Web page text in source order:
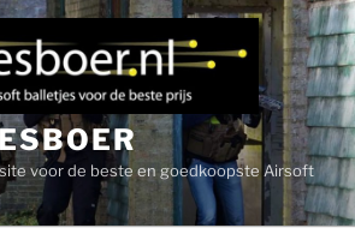
voor de beste en goedkoopste Airsoft